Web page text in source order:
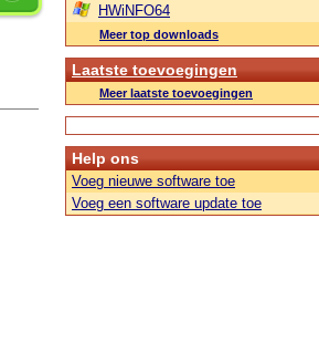
HWiNFO64
Meer top downloads
Laatste toevoegingen
Meer laatste toevoegingen
Help ons
Voeg nieuwe software toe
Voeg een software update toe